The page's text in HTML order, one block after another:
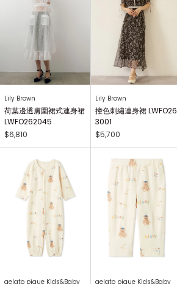
Lily Brown
荷葉邊透膚圍裙式連身裙
LWFO262045
$6,810
Lily Brown
撞色刺繡連身裙 LWFO26
3001
$5,700
gelato pique Kids&Baby gelato pique Kids&Baby